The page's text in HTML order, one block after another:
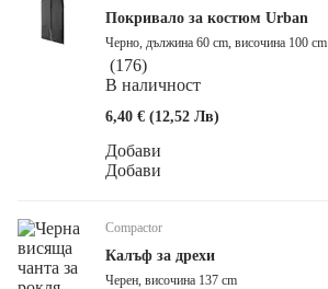
Покривало за костюм Urban
Черно, дължина 60 cm, височина 100 cm
(176)
В наличност
6,40 € (12,52 Лв)
Добави
Добави
Compactor
Калъф за дрехи
Черен, височина 137 cm